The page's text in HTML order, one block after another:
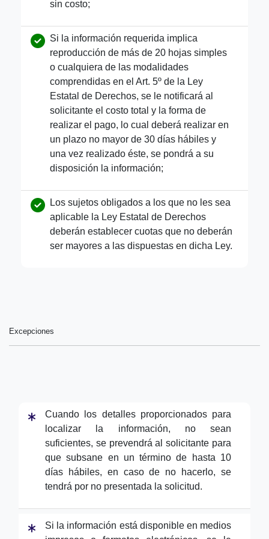
sin costo;
Si la información requerida implica
reproducción de más de 20 hojas simples
o cualquiera de las modalidades
comprendidas en el Art. 5º de la Ley
Estatal de Derechos, se le notificará al
solicitante el costo total y la forma de
realizar el pago, lo cual deberá realizar en
un plazo no mayor de 30 días hábiles y
una vez realizado éste, se pondrá a su
disposición la información;
Los sujetos obligados a los que no les sea
aplicable la Ley Estatal de Derechos
deberán establecer cuotas que no deberán
ser mayores a las dispuestas en dicha Ley.
Excepciones
Cuando los detalles proporcionados para
localizar la información, no sean
suficientes, se prevendrá al solicitante para
que subsane en un término de hasta 10
días hábiles, en caso de no hacerlo, se
tendrá por no presentada la solicitud.
Si la información está disponible en medios